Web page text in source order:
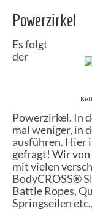
Powerzirkel
Es folgt
der
Powerzirkel. In
mal weniger, in
ausführen. Hier
gefragt! Wir
mit vielen
BodyCROSS®
Battle Ropes,
Springseilen